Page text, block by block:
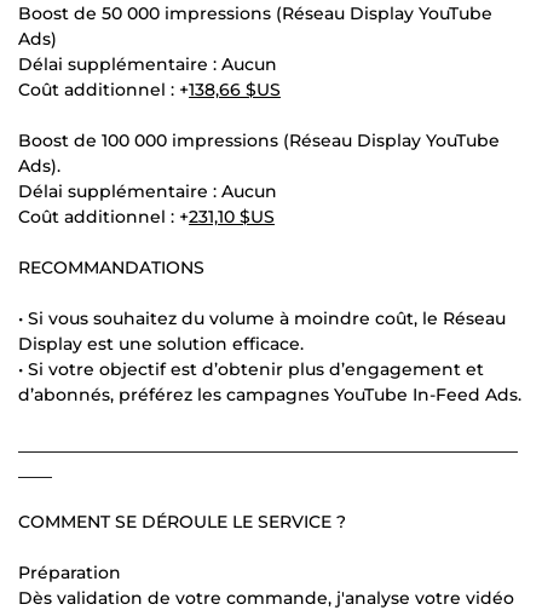
Boost de 50 000 impressions (Réseau Display YouTube
Ads)
Délai supplémentaire : Aucun
Coût additionnel : +138,66 $US
Boost de 100 000 impressions (Réseau Display YouTube
Ads).
Délai supplémentaire : Aucun
Coût additionnel : +231,10 $US
RECOMMANDATIONS
• Si vous souhaitez du volume à moindre coût, le Réseau
Display est une solution efficace.
• Si votre objectif est d’obtenir plus d’engagement et
d’abonnés, préférez les campagnes YouTube In-Feed Ads.
COMMENT SE DÉROULE LE SERVICE ?
Préparation
Dès validation de votre commande, j'analyse votre vidéo